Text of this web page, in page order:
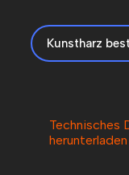
Kunstharz
Technisches
herunterladen